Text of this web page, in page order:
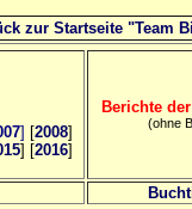
zur Startseite "Team
] [2008]
] [2016]
Berichte
(ohne